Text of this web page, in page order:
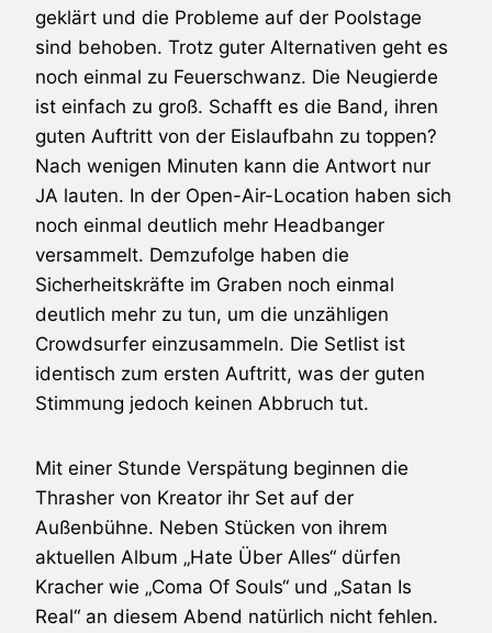
geklärt und die Probleme auf der Poolstage
sind behoben. Trotz guter Alternativen geht es
noch einmal zu Feuerschwanz. Die Neugierde
ist einfach zu groß. Schafft es die Band, ihren
guten Auftritt von der Eislaufbahn zu toppen?
Nach wenigen Minuten kann die Antwort nur
JA lauten. In der Open-Air-Location haben sich
noch einmal deutlich mehr Headbanger
versammelt. Demzufolge haben die
Sicherheitskräfte im Graben noch einmal
deutlich mehr zu tun, um die unzähligen
Crowdsurfer einzusammeln. Die Setlist ist
identisch zum ersten Auftritt, was der guten
Stimmung jedoch keinen Abbruch tut.
Mit einer Stunde Verspätung beginnen die
Thrasher von Kreator ihr Set auf der
Außenbühne. Neben Stücken von ihrem
aktuellen Album „Hate Über Alles“ dürfen
Kracher wie „Coma Of Souls“ und „Satan Is
Real“ an diesem Abend natürlich nicht fehlen.